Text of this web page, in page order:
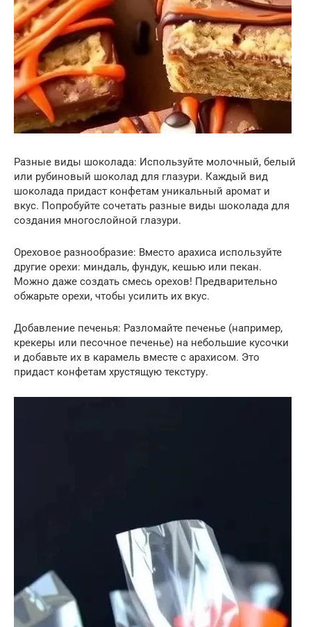
Разные виды шоколада: Используйте молочный, белый
или рубиновый шоколад для глазури. Каждый вид
шоколада придаст конфетам уникальный аромат и
вкус. Попробуйте сочетать разные виды шоколада для
создания многослойной глазури.
Ореховое разнообразие: Вместо арахиса используйте
другие орехи: миндаль, фундук, кешью или пекан.
Можно даже создать смесь орехов! Предварительно
обжарьте орехи, чтобы усилить их вкус.
Добавление печенья: Разломайте печенье (например,
крекеры или песочное печенье) на небольшие кусочки
и добавьте их в карамель вместе с арахисом. Это
придаст конфетам хрустящую текстуру.